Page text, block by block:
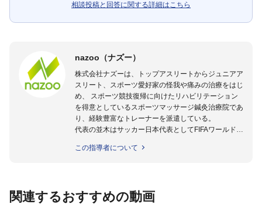
相談投稿と回答に関する詳細はこちら
nazoo（ナズー）
株式会社ナズーは、トップアスリートからジュニアア
スリート、スポーツ愛好家の怪我や痛みの治療をはじ
め、 スポーツ競技復帰に向けたリハビリテーション
を得意としているスポーツマッサージ鍼灸治療院であ
り、経験豊富なトレーナーを派遣している。
代表の並木はサッカー日本代表としてFIFAワールドカ
のほかU-23日本代表のアスレティックトレーナーと
世代のサッカーを中心に、WJBL、社会人ラグビー、
この指導者について
関連するおすすめの動画